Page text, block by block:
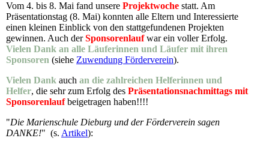
Vom 4. bis 8. Mai fand unsere Projektwoche statt. Am
Präsentationstag (8. Mai) konnten alle Eltern und Interessierte
einen kleinen Einblick von den stattgefundenen Projekten
gewinnen. Auch derSponsorenlaufwar ein voller Erfolg.
Vielen Dank an alle Läuferinnen und Läufer mit ihren
Sponsoren (siehe Zuwendung Förderverein).
Vielen Dank auch an die zahlreichen Helferinnen und
Helfer, die sehr zum Erfolg des Präsentationsnachmittags mit
Sponsorenlauf beigetragen haben!!!!
"Die Marienschule Dieburg und der Förderverein sagen
DANKE!" (s. Artikel):